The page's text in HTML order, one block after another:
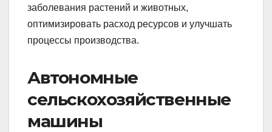
заболевания растений и животных,
оптимизировать расход ресурсов и улучшать
процессы производства.
Автономные
сельскохозяйственные
машины